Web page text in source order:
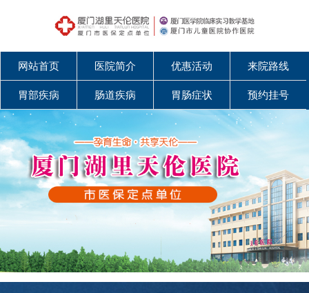
网站首页 医院简介 优惠活动 来院路线
胃部疾病 肠道疾病 胃肠症状 预约挂号